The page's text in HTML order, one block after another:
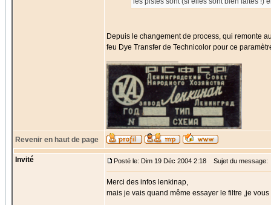
Depuis le changement de process, qui remonte
feu Dye Transfer de Technicolor pour ce
Revenir en haut de page
Invité Posté le: Dim 19 Déc 2004 2:18 Sujet du message:
Merci des infos lenkinap,
mais je vais quand même essayer le filtre ,je